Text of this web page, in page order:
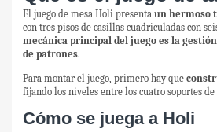
El juego de mesa Holi presenta un hermoso
con tres pisos de casillas cuadriculadas con
mecánica principal del juego es la
de patrones.
Para montar el juego, primero hay que
fijando los niveles entre los cuatro soportes de
Cómo se juega a Holi